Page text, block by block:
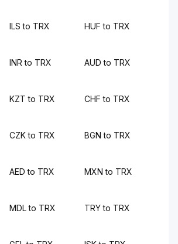
ILS to TRX HUF to TRX
INR to TRX AUD to TRX
KZT to TRX CHF to TRX
CZK to TRX BGN to TRX
AED to TRX MXN to TRX
MDL to TRX TRY to TRX